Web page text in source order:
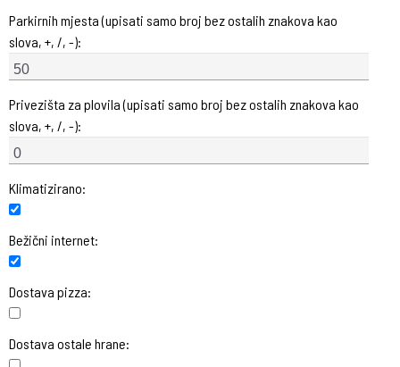
Parkirnih mjesta (upisati samo broj bez ostalih znakova kao
slova, +, /, -):
Privezišta za plovila (upisati samo broj bez ostalih znakova kao
slova, +, /, -):
Klimatizirano:
Bežični internet:
Dostava pizza:
Dostava ostale hrane: